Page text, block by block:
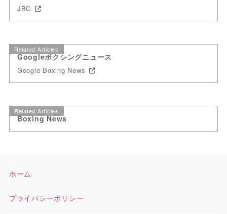
JBC
Related Articles
Googleボクシングニュース
Google Boxing News
Related Articles
Boxing News
ホーム
プライバシーポリシー